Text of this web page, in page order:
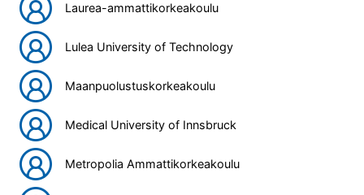
Laurea-ammattikorkeakoulu
Lulea University of Technology
Maanpuolustuskorkeakoulu
Medical University of Innsbruck
Metropolia Ammattikorkeakoulu